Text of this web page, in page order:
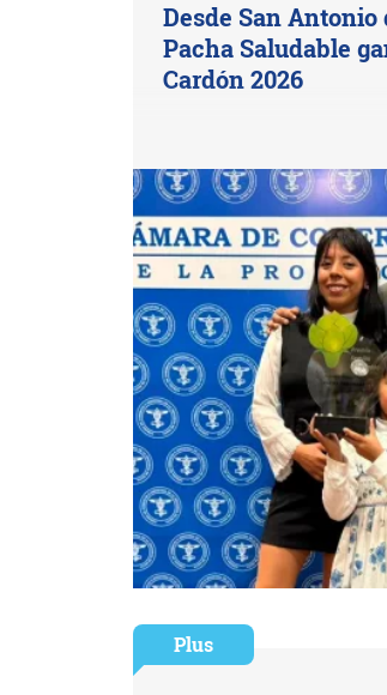
Desde San Antonio
Pacha Saludable
Cardón 2026
Plus